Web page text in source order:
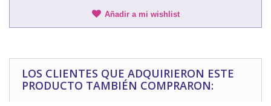
Añadir a mi wishlist
LOS CLIENTES QUE ADQUIRIERON ESTE
PRODUCTO TAMBIÉN COMPRARON: